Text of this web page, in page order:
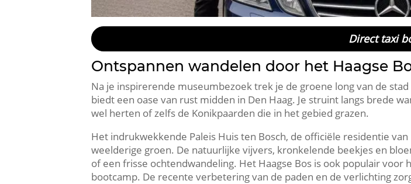
Direct taxi
Ontspannen wandelen door het Haagse
Na je inspirerende museumbezoek trek je de groene long van de
biedt een oase van rust midden in Den Haag.​ Je struint langs brede
wel herten of zelfs de Konikpaarden die in het gebied grazen.​
Het indrukwekkende Paleis Huis ten Bosch, de officiële residentie
weelderige groen.​ De natuurlijke vijvers, kronkelende beekjes en
of een frisse ochtendwandeling.​ Het Haagse Bos is ook populair
bootcamp.​ De recente verbetering van de paden en de verlichting